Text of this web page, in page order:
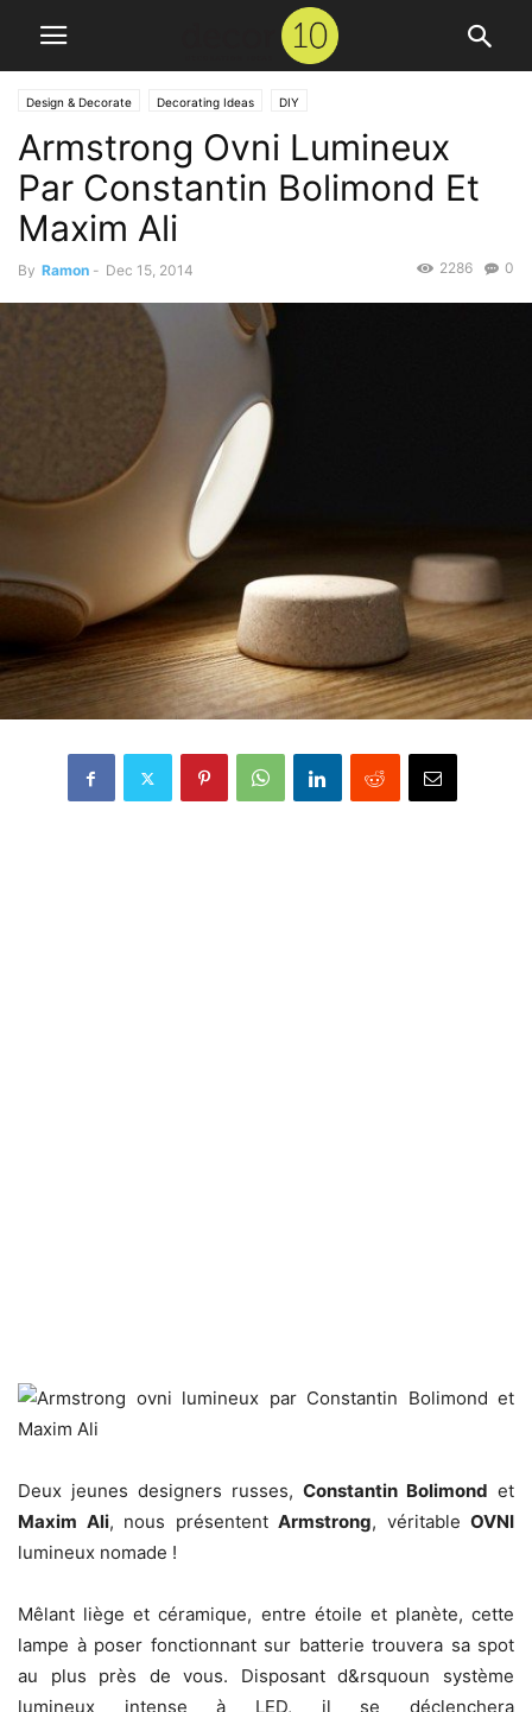
Design & Decorate Decorating Ideas DIY
Armstrong Ovni Lumineux
Par Constantin Bolimond Et
Maxim Ali
By Ramon - Dec 15, 2014 0
2286
Deux jeunes designers russes, Constantin Bolimond et
Maxim Ali, nous présentent Armstrong, véritable OVNI
lumineux nomade !
Mêlant liège et céramique, entre étoile et planète, cette
lampe à poser fonctionnant sur batterie trouvera sa spot
au plus près de vous. Disposant d&rsquoun système
lumineux intense à LED, il se déclenchera